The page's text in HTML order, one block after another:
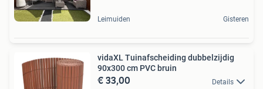
Leimuiden Gisteren
vidaXL Tuinafscheiding dubbelzijdig
90x300 cm PVC bruin
€ 33,00 Details